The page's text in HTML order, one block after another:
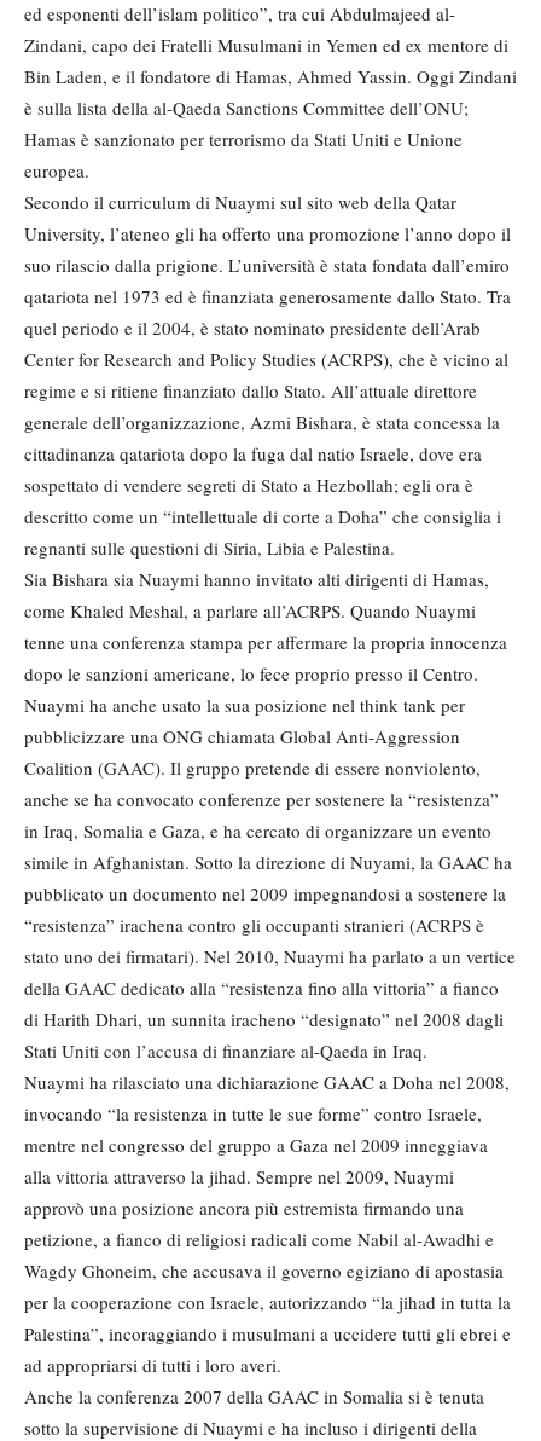
ed esponenti dell’islam politico”, tra cui Abdulmajeed al-
Zindani, capo dei Fratelli Musulmani in Yemen ed ex mentore di
Bin Laden, e il fondatore di Hamas, Ahmed Yassin. Oggi Zindani
è sulla lista della al-Qaeda Sanctions Committee dell’ONU;
Hamas è sanzionato per terrorismo da Stati Uniti e Unione
europea.
Secondo il curriculum di Nuaymi sul sito web della Qatar
University, l’ateneo gli ha offerto una promozione l’anno dopo il
suo rilascio dalla prigione. L’università è stata fondata dall’emiro
qatariota nel 1973 ed è finanziata generosamente dallo Stato. Tra
quel periodo e il 2004, è stato nominato presidente dell’Arab
Center for Research and Policy Studies (ACRPS), che è vicino al
regime e si ritiene finanziato dallo Stato. All’attuale direttore
generale dell’organizzazione, Azmi Bishara, è stata concessa la
cittadinanza qatariota dopo la fuga dal natio Israele, dove era
sospettato di vendere segreti di Stato a Hezbollah; egli ora è
descritto come un “intellettuale di corte a Doha” che consiglia i
regnanti sulle questioni di Siria, Libia e Palestina.
Sia Bishara sia Nuaymi hanno invitato alti dirigenti di Hamas,
come Khaled Meshal, a parlare all’ACRPS. Quando Nuaymi
tenne una conferenza stampa per affermare la propria innocenza
dopo le sanzioni americane, lo fece proprio presso il Centro.
Nuaymi ha anche usato la sua posizione nel think tank per
pubblicizzare una ONG chiamata Global Anti-Aggression
Coalition (GAAC). Il gruppo pretende di essere nonviolento,
anche se ha convocato conferenze per sostenere la “resistenza”
in Iraq, Somalia e Gaza, e ha cercato di organizzare un evento
simile in Afghanistan. Sotto la direzione di Nuyami, la GAAC ha
pubblicato un documento nel 2009 impegnandosi a sostenere la
“resistenza” irachena contro gli occupanti stranieri (ACRPS è
stato uno dei firmatari). Nel 2010, Nuaymi ha parlato a un vertice
della GAAC dedicato alla “resistenza fino alla vittoria” a fianco
di Harith Dhari, un sunnita iracheno “designato” nel 2008 dagli
Stati Uniti con l’accusa di finanziare al-Qaeda in Iraq.
Nuaymi ha rilasciato una dichiarazione GAAC a Doha nel 2008,
invocando “la resistenza in tutte le sue forme” contro Israele,
mentre nel congresso del gruppo a Gaza nel 2009 inneggiava
alla vittoria attraverso la jihad. Sempre nel 2009, Nuaymi
approvò una posizione ancora più estremista firmando una
petizione, a fianco di religiosi radicali come Nabil al-Awadhi e
Wagdy Ghoneim, che accusava il governo egiziano di apostasia
per la cooperazione con Israele, autorizzando “la jihad in tutta la
Palestina”, incoraggiando i musulmani a uccidere tutti gli ebrei e
ad appropriarsi di tutti i loro averi.
Anche la conferenza 2007 della GAAC in Somalia si è tenuta
sotto la supervisione di Nuaymi e ha incluso i dirigenti della